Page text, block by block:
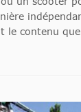
le contenu